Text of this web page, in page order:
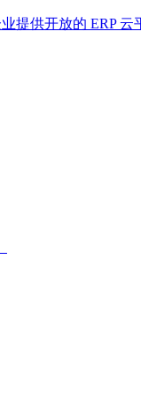
提供开放的 ERP 云